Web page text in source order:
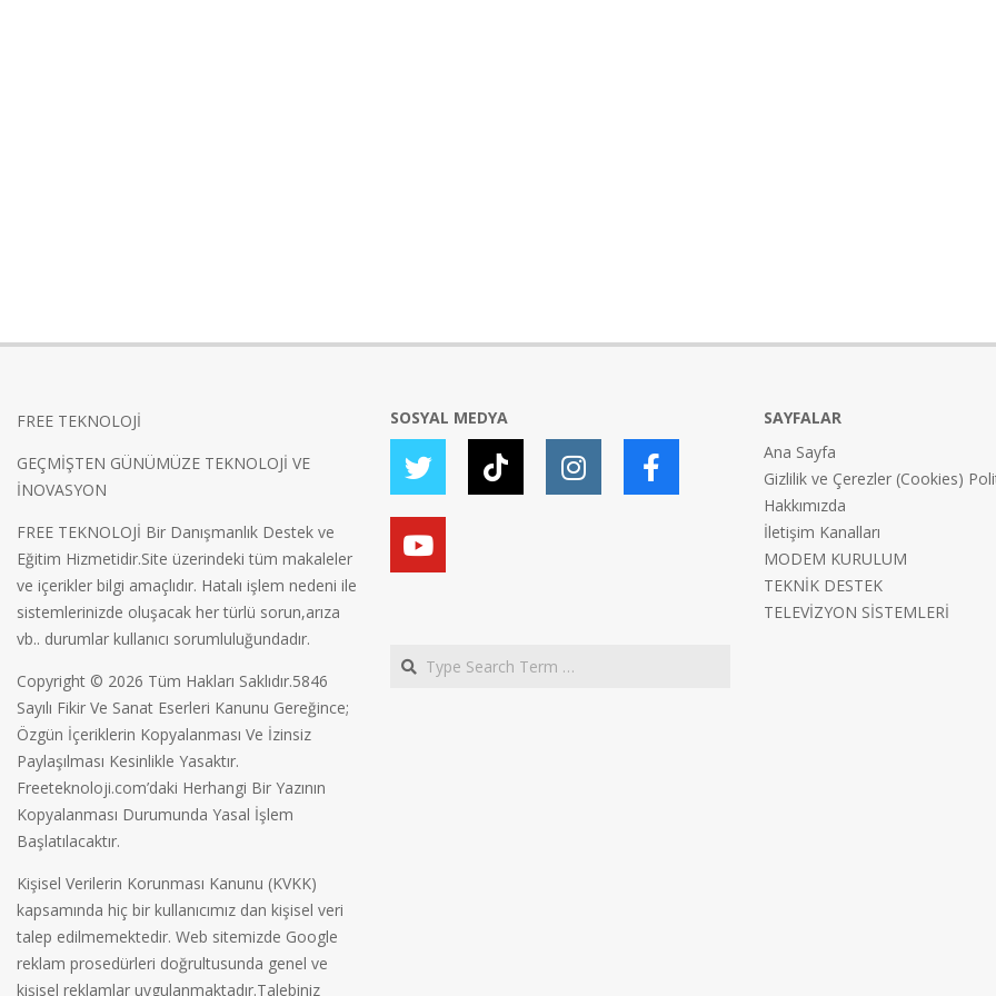
FREE TEKNOLOJİ
GEÇMİŞTEN GÜNÜMÜZE TEKNOLOJİ VE
İNOVASYON
FREE TEKNOLOJİ Bir Danışmanlık Destek ve
Eğitim Hizmetidir.Site üzerindeki tüm makaleler
ve içerikler bilgi amaçlıdır. Hatalı işlem nedeni ile
sistemlerinizde oluşacak her türlü sorun,arıza
vb.. durumlar kullanıcı sorumluluğundadır.
Copyright © 2026 Tüm Hakları Saklıdır.5846
Sayılı Fikir Ve Sanat Eserleri Kanunu Gereğince;
Özgün İçeriklerin Kopyalanması Ve İzinsiz
Paylaşılması Kesinlikle Yasaktır.
Freeteknoloji.com’daki Herhangi Bir Yazının
Kopyalanması Durumunda Yasal İşlem
Başlatılacaktır.
Kişisel Verilerin Korunması Kanunu (KVKK)
kapsamında hiç bir kullanıcımız dan kişisel veri
talep edilmemektedir. Web sitemizde Google
reklam prosedürleri doğrultusunda genel ve
kişisel reklamlar uygulanmaktadır.Talebiniz
SOSYAL MEDYA
Search
SAYFALAR
Ana Sayfa
Gizlilik ve Çerezler (Cookies)
Hakkımızda
İletişim Kanalları
MODEM KURULUM
TEKNİK DESTEK
TELEVİZYON SİSTEMLERİ